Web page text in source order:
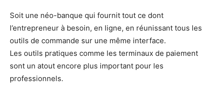
Soit une néo-banque qui fournit tout ce dont
l’entrepreneur à besoin, en ligne, en réunissant tous les
outils de commande sur une même interface.
Les outils pratiques comme les terminaux de paiement
sont un atout encore plus important pour les
professionnels.